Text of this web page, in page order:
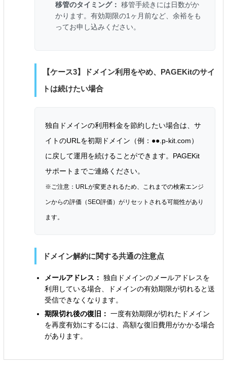
移管のタイミング： 移管手続きには日数がか
かります。有効期限の1ヶ月前など、余裕をも
ってお申し込みください。
【ケース3】ドメイン利用をやめ、PAGEKitのサイ
トは続けたい場合
独自ドメインの利用料金を節約したい場合は、サ
イトのURLを初期ドメイン（例：●●.p-kit.com）
に戻して運用を続けることができます。PAGEKit
サポートまでご連絡ください。
※ご注意：URLが変更されるため、これまでの検索エンジ
ンからの評価（SEO評価）がリセットされる可能性があり
ます。
ドメイン解約に関する共通の注意点
メールアドレス： 独自ドメインのメールアドレスを
利用している場合、ドメインの有効期限が切れると送
受信できなくなります。
期限切れ後の復旧： 一度有効期限が切れたドメイン
を再度有効にするには、高額な復旧費用がかかる場合
があります。